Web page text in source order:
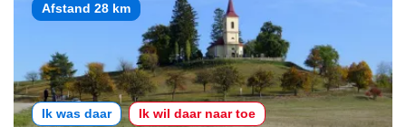
Afstand 28 km
Ik was daar Ik wil daar naar toe